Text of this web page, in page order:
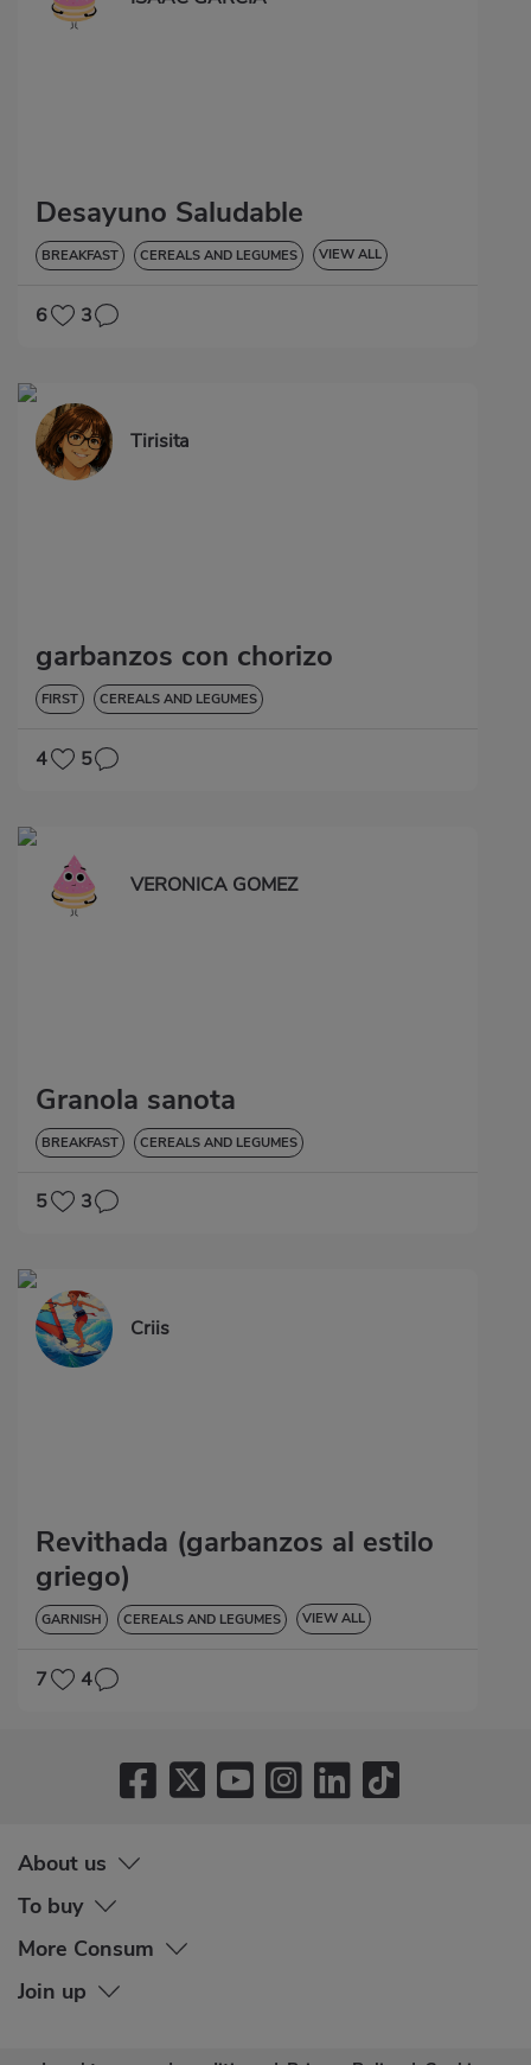
Desayuno Saludable
BREAKFAST CEREALS AND LEGUMES VIEW ALL
6 3
Tirisita
garbanzos con chorizo
FIRST CEREALS AND LEGUMES
4 5
VERONICA GOMEZ
Granola sanota
BREAKFAST CEREALS AND LEGUMES
5 3
Criis
Revithada (garbanzos al estilo
griego)
GARNISH CEREALS AND LEGUMES VIEW ALL
7 4
About us
To buy
More Consum
Join up